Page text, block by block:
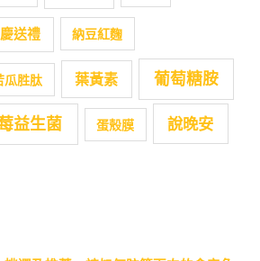
送禮 納豆紅麴
瓜胜肽 葉黃素 葡萄糖胺
益生菌 蛋殼膜 說晚安